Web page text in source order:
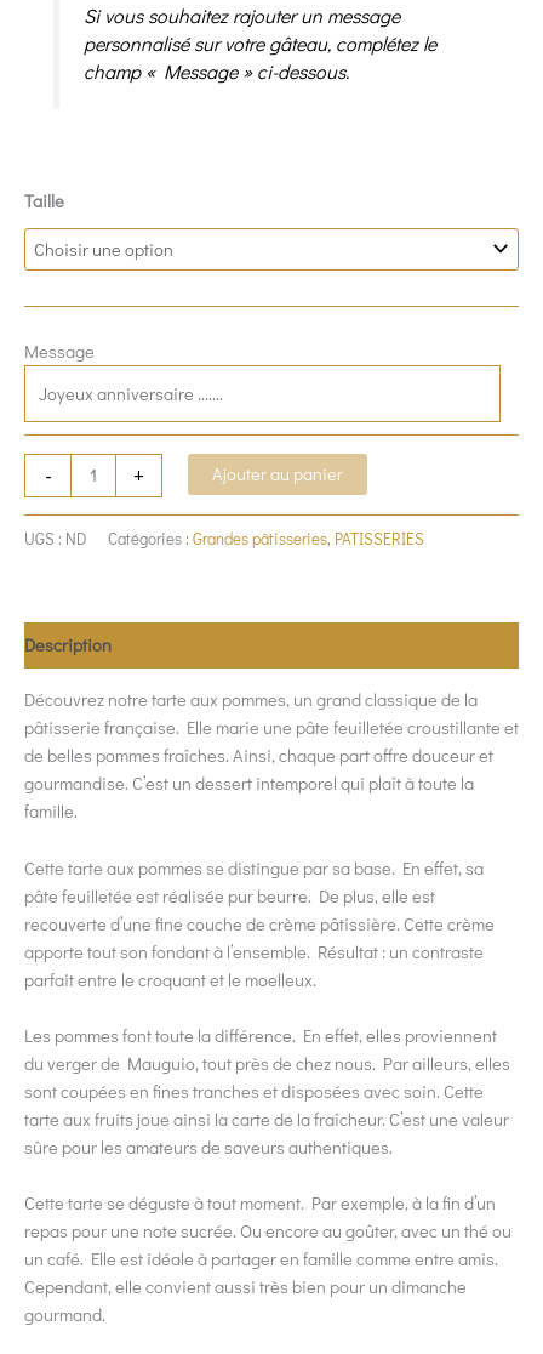
Si vous souhaitez rajouter un message
personnalisé sur votre gâteau, complétez le
champ « Message » ci-dessous.
Taille
Message
- + Ajouter au panier
UGS : ND Catégories : Grandes pâtisseries, PATISSERIES
Description
Découvrez notre tarte aux pommes, un grand classique de la
pâtisserie française. Elle marie une pâte feuilletée croustillante et
de belles pommes fraîches. Ainsi, chaque part offre douceur et
gourmandise. C’est un dessert intemporel qui plaît à toute la
famille.
Cette tarte aux pommes se distingue par sa base. En effet, sa
pâte feuilletée est réalisée pur beurre. De plus, elle est
recouverte d’une fine couche de crème pâtissière. Cette crème
apporte tout son fondant à l’ensemble. Résultat : un contraste
parfait entre le croquant et le moelleux.
Les pommes font toute la différence. En effet, elles proviennent
du verger de Mauguio, tout près de chez nous. Par ailleurs, elles
sont coupées en fines tranches et disposées avec soin. Cette
tarte aux fruits joue ainsi la carte de la fraîcheur. C’est une valeur
sûre pour les amateurs de saveurs authentiques.
Cette tarte se déguste à tout moment. Par exemple, à la fin d’un
repas pour une note sucrée. Ou encore au goûter, avec un thé ou
un café. Elle est idéale à partager en famille comme entre amis.
Cependant, elle convient aussi très bien pour un dimanche
gourmand.